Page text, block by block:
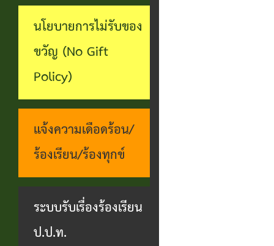
เว็บไซต์
นโยบายการไม่รับของ
ขวัญ (No Gift
Policy)
แจ้งความเดือดร้อน/
ร้องเรียน/ร้องทุกข์
ระบบรับเรื่องร้องเรียน
ป.ป.ท.